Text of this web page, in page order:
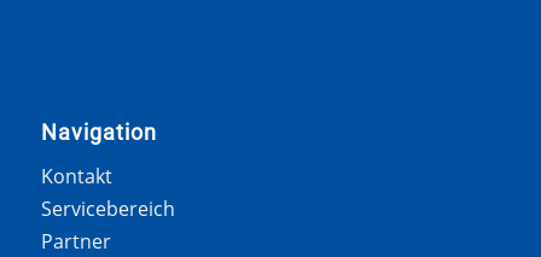
Navigation
Kontakt
Servicebereich
Partner